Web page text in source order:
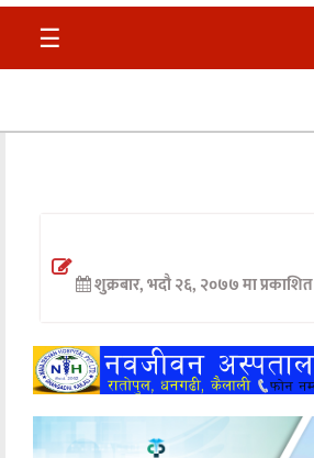
समाचार
सुदुर
अन्तर्वार्ता
खेलकुद
मनोरञ्जन
अन्य
☰
शुक्रबार, भदौ २६, २०७७ मा प्रकाशित